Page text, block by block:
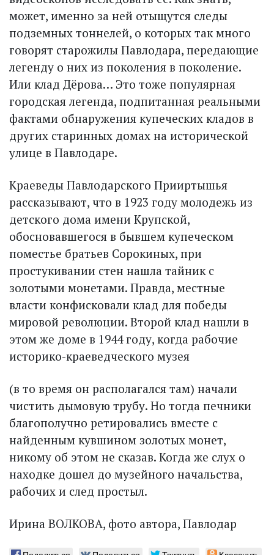
может, именно за ней отыщутся следы
подземных тоннелей, о которых так много
говорят старожилы Павлодара, передающие
легенду о них из поколения в поколение.
Или клад Дёрова… Это тоже популярная
городская легенда, подпитанная реальными
фактами обнаружения купеческих кладов в
других старинных домах на исторической
улице в Павлодаре.
Краеведы Павлодарского Прииртышья
рассказывают, что в 1923 году молодежь из
детского дома имени Крупской,
обосновавшегося в бывшем купеческом
поместье братьев Сорокиных, при
простукивании стен нашла тайник с
золотыми монетами. Правда, местные
власти конфисковали клад для победы
мировой революции. Второй клад нашли в
этом же доме в 1944 году, когда рабочие
историко-краеведческого музея
(в то время он располагался там) начали
чистить дымовую трубу. Но тогда печники
благополучно ретировались вместе с
найденным кувшином золотых монет,
никому об этом не сказав. Когда же слух о
находке дошел до музейного начальства,
рабочих и след простыл.
Ирина ВОЛКОВА, фото автора, Павлодар